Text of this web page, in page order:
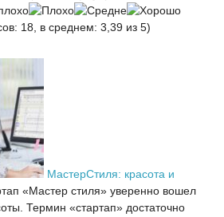
18, в среднем: 3,39 из 5)
МастерСтиля: красота и
«Мастер стиля» уверенно вошел
Термин «стартап» достаточно